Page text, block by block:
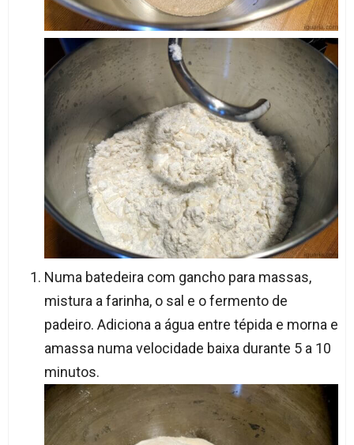
Numa batedeira com gancho para massas,
mistura a farinha, o sal e o fermento de
padeiro. Adiciona a água entre tépida e morna e
amassa numa velocidade baixa durante 5 a 10
minutos.